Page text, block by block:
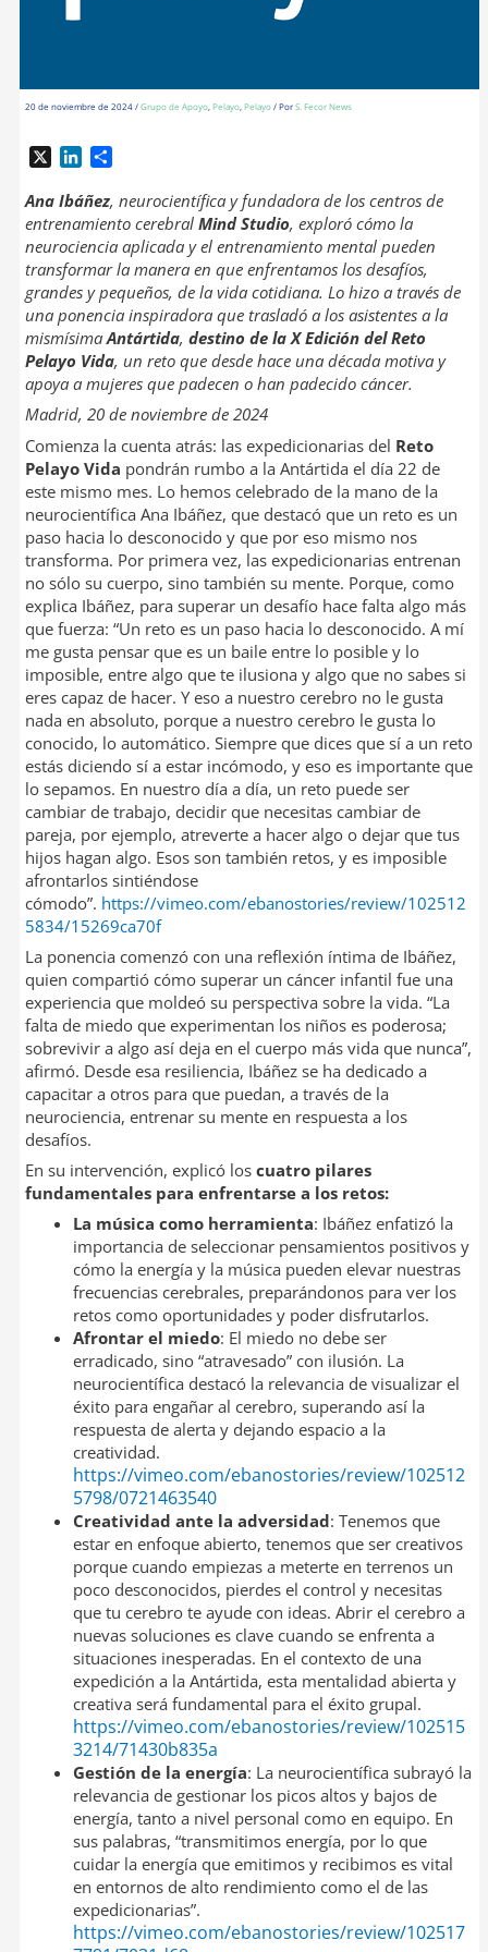
20 de noviembre de 2024/Grupo de Apoyo,Pelayo,Pelayo/ PorS. Fecor News
n
k
e
d
I
n
m
p
a
r
t
i
r
Ana Ibáñez, neurocientífica y fundadora de los centros de
entrenamiento cerebral Mind Studio, exploró cómo la
neurociencia aplicada y el entrenamiento mental pueden
transformar la manera en que enfrentamos los desafíos,
grandes y pequeños, de la vida cotidiana. Lo hizo a través de
una ponencia inspiradora que trasladó a los asistentes a la
mismísimaAntártida, destino de la X Edición del Reto
Pelayo Vida, un reto que desde hace una década motiva y
apoya a mujeres que padecen o han padecido cáncer.
Madrid, 20 de noviembre de 2024
Comienza la cuenta atrás: las expedicionarias del Reto
Pelayo Vida pondrán rumbo a la Antártida el día 22 de
este mismo mes. Lo hemos celebrado de la mano de la
neurocientífica Ana Ibáñez, que destacó que un reto es un
paso hacia lo desconocido y que por eso mismo nos
transforma. Por primera vez, las expedicionarias entrenan
no sólo su cuerpo, sino también su mente. Porque, como
explica Ibáñez, para superar un desafío hace falta algo más
que fuerza: “Un reto es un paso hacia lo desconocido. A mí
me gusta pensar que es un baile entre lo posible y lo
imposible, entre algo que te ilusiona y algo que no sabes si
eres capaz de hacer. Y eso a nuestro cerebro no le gusta
nada en absoluto, porque a nuestro cerebro le gusta lo
conocido, lo automático. Siempre que dices que sí a un reto
estás diciendo sí a estar incómodo, y eso es importante que
lo sepamos. En nuestro día a día, un reto puede ser
cambiar de trabajo, decidir que necesitas cambiar de
pareja, por ejemplo, atreverte a hacer algo o dejar que tus
hijos hagan algo. Esos son también retos, y es imposible
afrontarlos sintiéndose
cómodo”. https://vimeo.com/ebanostories/review/102512
5834/15269ca70f
La ponencia comenzó con una reflexión íntima de Ibáñez,
quien compartió cómo superar un cáncer infantil fue una
experiencia que moldeó su perspectiva sobre la vida. “La
falta de miedo que experimentan los niños es poderosa;
sobrevivir a algo así deja en el cuerpo más vida que nunca”,
afirmó. Desde esa resiliencia, Ibáñez se ha dedicado a
capacitar a otros para que puedan, a través de la
neurociencia, entrenar su mente en respuesta a los
desafíos.
En su intervención, explicó los cuatro pilares
fundamentales para enfrentarse a los retos:
La música como herramienta: Ibáñez enfatizó la
importancia de seleccionar pensamientos positivos y
cómo la energía y la música pueden elevar nuestras
frecuencias cerebrales, preparándonos para ver los
retos como oportunidades y poder disfrutarlos.
Afrontar el miedo: El miedo no debe ser
erradicado, sino “atravesado” con ilusión. La
neurocientífica destacó la relevancia de visualizar el
éxito para engañar al cerebro, superando así la
respuesta de alerta y dejando espacio a la
creatividad.
https://vimeo.com/ebanostories/review/102512
5798/0721463540
Creatividad ante la adversidad: Tenemos que
estar en enfoque abierto, tenemos que ser creativos
porque cuando empiezas a meterte en terrenos un
poco desconocidos, pierdes el control y necesitas
que tu cerebro te ayude con ideas. Abrir el cerebro a
nuevas soluciones es clave cuando se enfrenta a
situaciones inesperadas. En el contexto de una
expedición a la Antártida, esta mentalidad abierta y
creativa será fundamental para el éxito grupal.
https://vimeo.com/ebanostories/review/102515
3214/71430b835a
Gestión de la energía: La neurocientífica subrayó la
relevancia de gestionar los picos altos y bajos de
energía, tanto a nivel personal como en equipo. En
sus palabras, “transmitimos energía, por lo que
cuidar la energía que emitimos y recibimos es vital
en entornos de alto rendimiento como el de las
expedicionarias”.
https://vimeo.com/ebanostories/review/102517